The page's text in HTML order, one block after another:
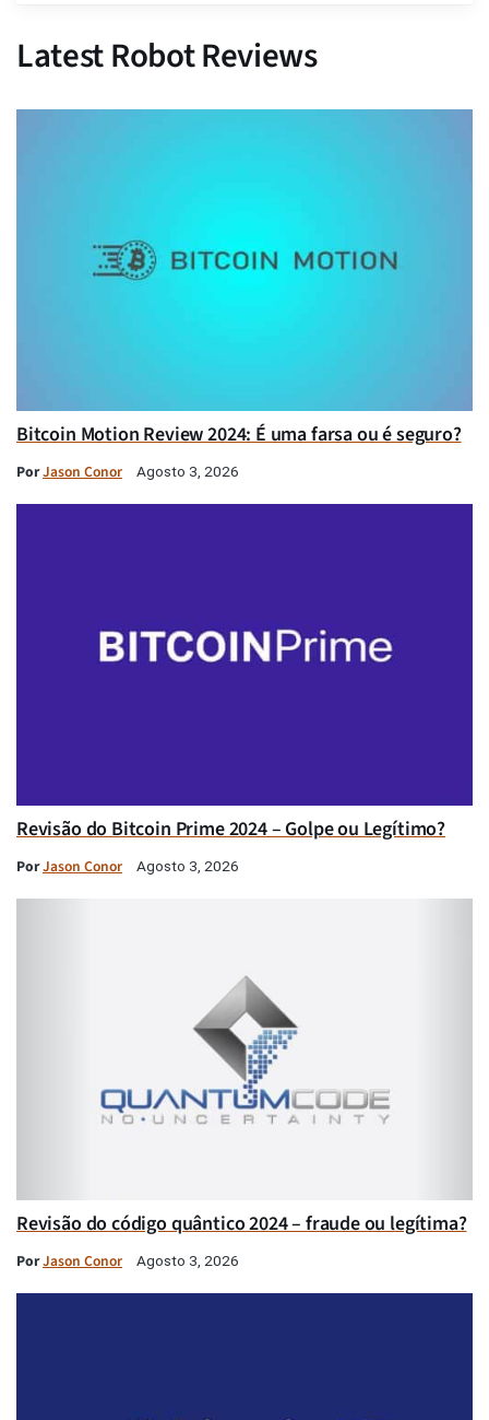
Latest Robot Reviews
Bitcoin Motion Review 2024: É uma farsa ou é seguro?
PorJason Conor Agosto 3, 2026
Revisão do Bitcoin Prime 2024 – Golpe ou Legítimo?
PorJason Conor Agosto 3, 2026
Revisão do código quântico 2024 – fraude ou legítima?
PorJason Conor Agosto 3, 2026